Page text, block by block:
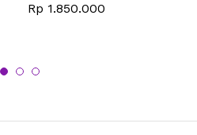
Rp 1.850.000